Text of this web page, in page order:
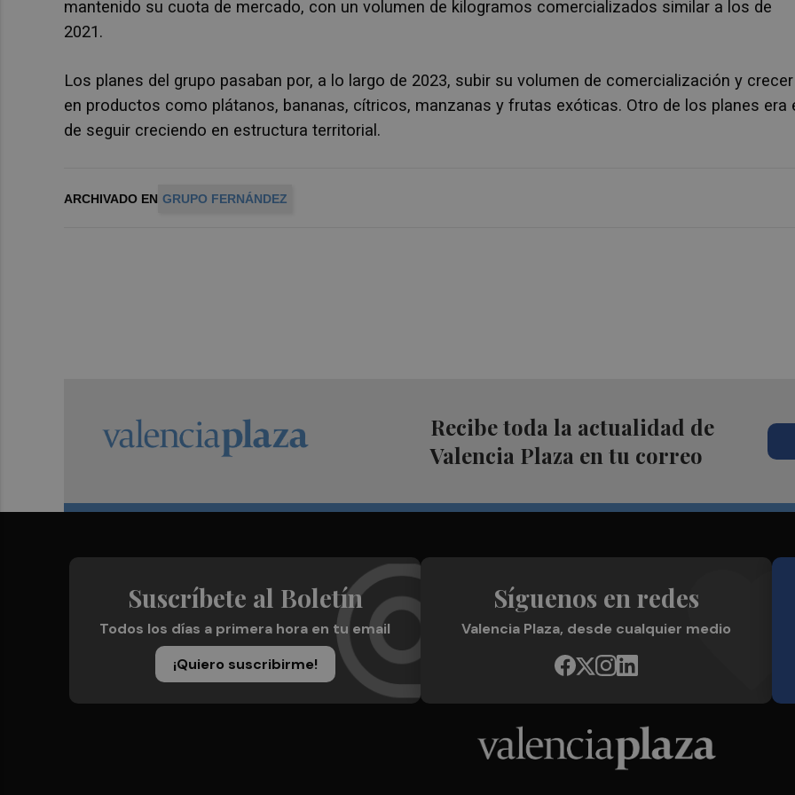
mantenido su cuota de mercado, con un volumen de kilogramos comercializados similar a los de
2021.
Los planes del grupo pasaban por, a lo largo de 2023, subir su volumen de comercialización y crecer
en productos como plátanos, bananas, cítricos, manzanas y frutas exóticas. Otro de los planes era
de seguir creciendo en estructura territorial.
ARCHIVADO EN GRUPO FERNÁNDEZ
Recibe toda la actualidad de
Valencia Plaza en tu correo
Suscríbete al Boletín
Todos los días a primera hora en tu email
¡Quiero suscribirme!
Síguenos en redes
Valencia Plaza, desde cualquier medio